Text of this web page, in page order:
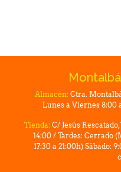
Almacén: Ctra.
Lunes a Viernes 8:00
Tienda: C/ Jesús
14:00 / Tardes: Cerrado
17:30 a 21:00h) Sábado: